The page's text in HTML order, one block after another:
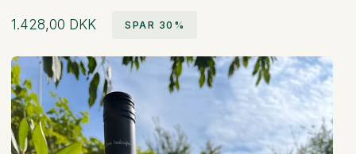
1.428,00 DKK
Normal
pris
SPAR 30%